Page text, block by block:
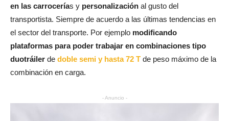
en las carrocerías y personalización al gusto del
transportista. Siempre de acuerdo a las últimas tendencias en
el sector del transporte. Por ejemplo modificando
plataformas para poder trabajar en combinaciones tipo
duotráiler de doble semi y hasta 72 T de peso máximo de la
combinación en carga.
- Anuncio -